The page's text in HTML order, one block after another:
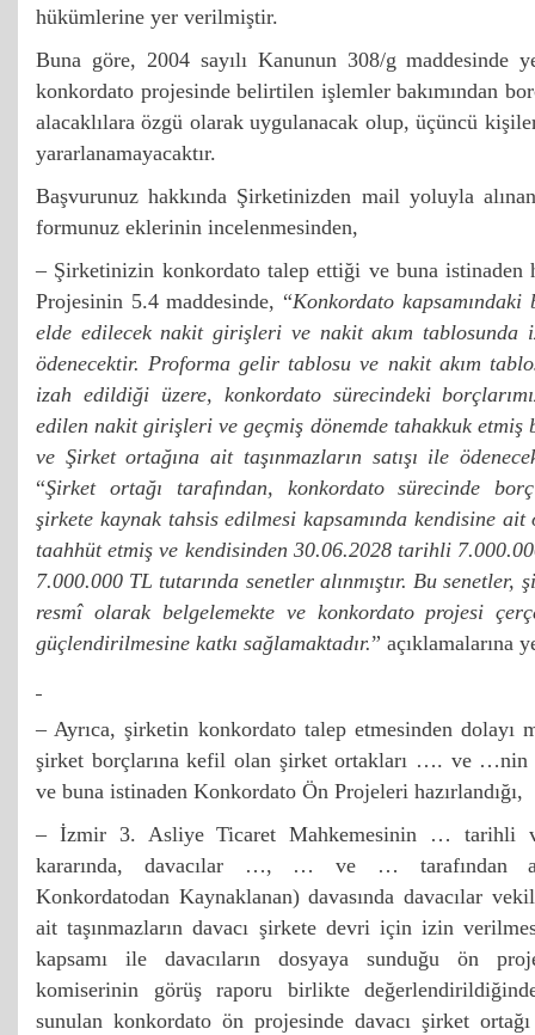
hükümlerine yer verilmiştir.
Buna göre, 2004 sayılı Kanunun 308/g maddesinde
konkordato projesinde belirtilen işlemler bakımından
alacaklılara özgü olarak uygulanacak olup, üçüncü
yararlanamayacaktır.
Başvurunuz hakkında Şirketinizden mail yoluyla
formunuz eklerinin incelenmesinden,
– Şirketinizin konkordato talep ettiği ve buna istinaden
Projesinin 5.4 maddesinde, “Konkordato
elde edilecek nakit girişleri ve nakit akım tablosunda
ödenecektir. Proforma gelir tablosu ve nakit akım
izah edildiği üzere, konkordato sürecindeki
edilen nakit girişleri ve geçmiş dönemde tahakkuk etmiş
ve Şirket ortağına ait taşınmazların satışı ile
“Şirket ortağı tarafından, konkordato sürecinde
şirkete kaynak tahsis edilmesi kapsamında kendisine ait
taahhüt etmiş ve kendisinden 30.06.2028 tarihli
7.000.000 TL tutarında senetler alınmıştır. Bu senetler,
resmî olarak belgelemekte ve konkordato projesi
güçlendirilmesine katkı sağlamaktadır.” açıklamalarına
– Ayrıca, şirketin konkordato talep etmesinden dolayı
şirket borçlarına kefil olan şirket ortakları …. ve …nin
ve buna istinaden Konkordato Ön Projeleri hazırlandığı,
– İzmir 3. Asliye Ticaret Mahkemesinin … tarihli
kararında, davacılar …, … ve … tarafından
Konkordatodan Kaynaklanan) davasında davacılar
ait taşınmazların davacı şirkete devri için izin
kapsamı ile davacıların dosyaya sunduğu ön
komiserinin görüş raporu birlikte
sunulan konkordato ön projesinde davacı şirket